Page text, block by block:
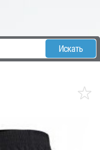
Искать